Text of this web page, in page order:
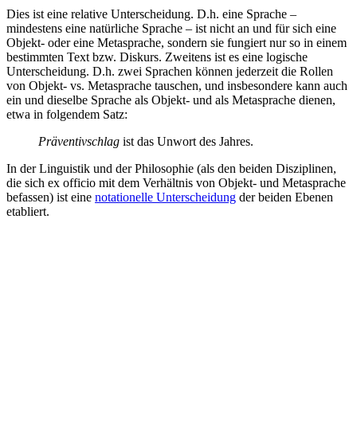
Dies ist eine relative Unterscheidung. D.h. eine Sprache –
mindestens eine natürliche Sprache – ist nicht an und für sich eine
Objekt- oder eine Metasprache, sondern sie fungiert nur so in einem
bestimmten Text bzw. Diskurs. Zweitens ist es eine logische
Unterscheidung. D.h. zwei Sprachen können jederzeit die Rollen
von Objekt- vs. Metasprache tauschen, und insbesondere kann auch
ein und dieselbe Sprache als Objekt- und als Metasprache dienen,
etwa in folgendem Satz:
Präventivschlag ist das Unwort des Jahres.
In der Linguistik und der Philosophie (als den beiden Disziplinen,
die sich ex officio mit dem Verhältnis von Objekt- und Metasprache
befassen) ist eine notationelle Unterscheidung der beiden Ebenen
etabliert.